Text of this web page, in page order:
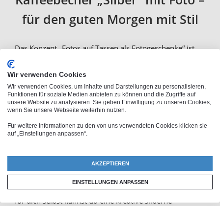
für den guten Morgen mit Stil
Das Konzept „Fotos auf Tassen als Fotogeschenke“ ist
ist dir vielleicht, wie viele Variationsmöglichkeiten es
hierbei gibt. Wenn du ein besonders stilvolles
Fotogeschenk erstellen möchtest, kannst du bei
PhotoFancyzum Beispiel einesilberne Kaffeetasse
bedrucken lassen. Anders als bei Standard-Fototassen
ist bei dieser Tasse Silber die Hintergrundfarbe anstelle
Stil auf den Frühstückstisch und harmoniert auch mit
jeder Büroeinrichtung. Bedruckte Kaffeebecher in Silber
sind ein schönes Geschenk für jeden Anlass und auch
für dich selbst kannst du eine kreative silberne
Wir verwenden Cookies
Wir verwenden Cookies, um Inhalte und Darstellungen zu personalisieren,
Funktionen für soziale Medien anbieten zu können und die Zugriffe auf
unsere Website zu analysieren. Sie geben Einwilligung zu unseren Cookies,
wenn Sie unsere Webseite weiterhin nutzen.
Für weitere Informationen zu den von uns verwendeten Cookies klicken sie
auf „Einstellungen anpassen“.
AKZEPTIEREN
EINSTELLUNGEN ANPASSEN